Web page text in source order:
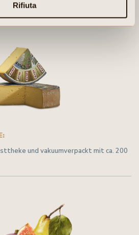
Rifiuta
und vakuumverpackt mit ca. 200